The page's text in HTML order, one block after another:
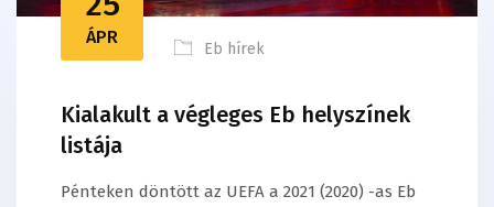
ÁPR
Eb hírek
Kialakult a végleges Eb helyszínek
listája
Pénteken döntött az UEFA a 2021 (2020) -as Eb